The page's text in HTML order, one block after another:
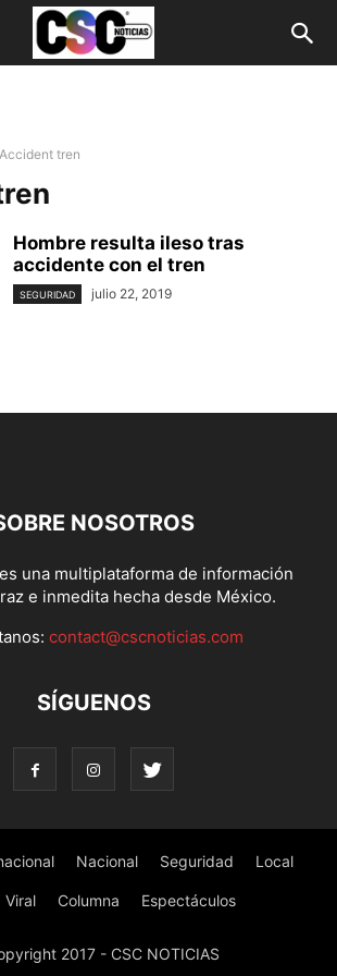
Accident tren
Hombre resulta ileso tras
accidente con el tren
SEGURIDAD julio 22, 2019
NOSOTROS
una multiplataforma de información
e inmedita hecha desde México.
contact@cscnoticias.com
SÍGUENOS
Nacional Seguridad Local
Viral Columna Espectáculos
2017 - CSC NOTICIAS